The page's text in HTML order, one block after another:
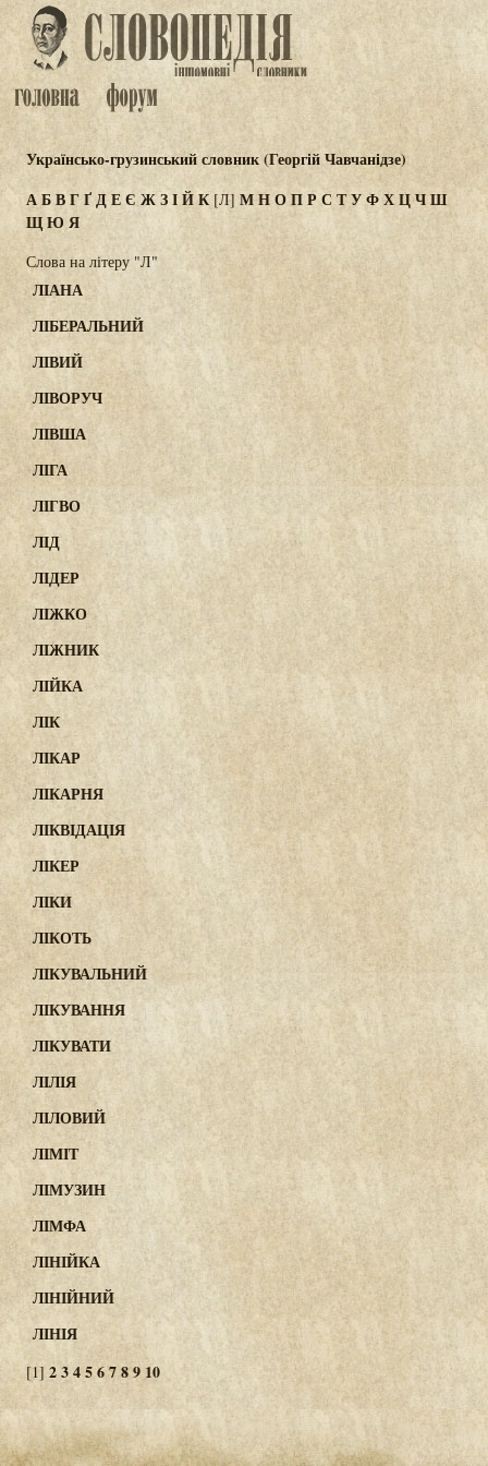
Українсько-грузинський словник (Георгій Чавчанідзе)
АБВГҐДЕЄ ЖЗІЙК [Л] МНОПР С ТУФХЦЧШ
ЩЮ Я
Слова на літеру "Л"
ЛІАНА
ЛІБЕРАЛЬНИЙ
ЛІВИЙ
ЛІВОРУЧ
ЛІВША
ЛІГА
ЛІГВО
ЛІД
ЛІДЕР
ЛІЖКО
ЛІЖНИК
ЛІЙКА
ЛІК
ЛІКАР
ЛІКАРНЯ
ЛІКВІДАЦІЯ
ЛІКЕР
ЛІКИ
ЛІКОТЬ
ЛІКУВАЛЬНИЙ
ЛІКУВАННЯ
ЛІКУВАТИ
ЛІЛІЯ
ЛІЛОВИЙ
ЛІМІТ
ЛІМУЗИН
ЛІМФА
ЛІНІЙКА
ЛІНІЙНИЙ
ЛІНІЯ
[1] 23456789 10